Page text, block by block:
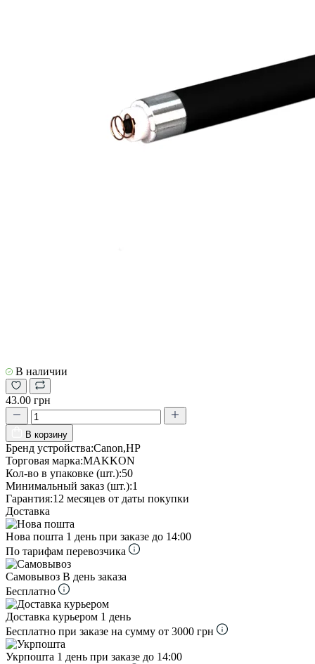
В наличии
43.00 грн
В корзину
Бренд устройства:Canon,HP
Торговая марка:MAKKON
Кол-во в упаковке (шт.):50
Минимальный заказ (шт.):1
Гарантия:12 месяцев от даты покупки
Доставка
Нова пошта 1 день при заказе до 14:00
По тарифам перевозчика
Самовывоз В день заказа
Бесплатно
Доставка курьером 1 день
Бесплатно при заказе на сумму от 3000 грн
Укрпошта 1 день при заказе до 14:00